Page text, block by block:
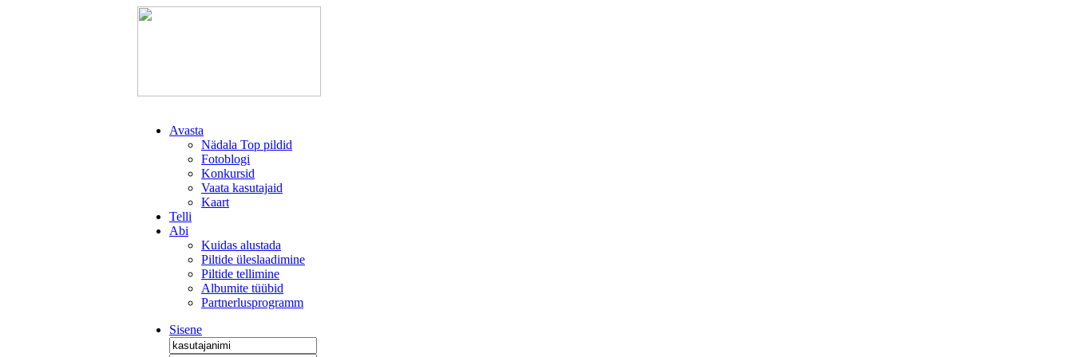
Avasta
Nädala Top pildid
Fotoblogi
Konkursid
Vaata kasutajaid
Kaart
Telli
Abi
Kuidas alustada
Piltide üleslaadimine
Piltide tellimine
Albumite tüübid
Partnerlusprogramm
Sisene